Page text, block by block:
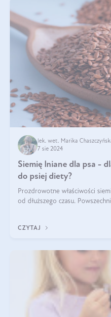
lek. wet. Marika
7 sie 2024
Siemię lniane dla psa -
do psiej diety?
Prozdrowotne właściwości
od dłuższego czasu.
CZYTAJ